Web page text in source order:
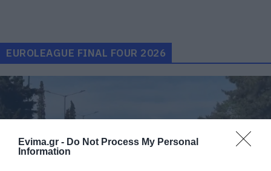
Evima.gr - Do Not Process My Personal
Information
EUROLEAGUE FINAL FOUR 2026